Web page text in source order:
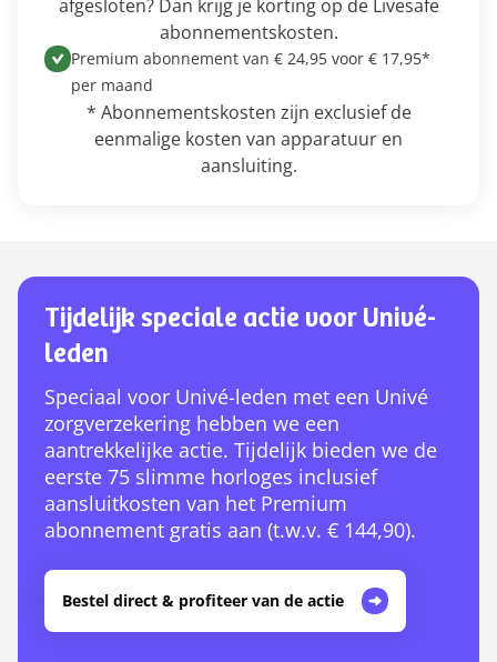
afgesloten? Dan krijg je korting op de Livesafe
abonnementskosten.
Premium abonnement van € 24,95 voor € 17,95*
per maand
* Abonnementskosten zijn exclusief de
eenmalige kosten van apparatuur en
aansluiting.
Tijdelijk speciale actie voor Univé-
leden
Speciaal voor Univé-leden met een Univé
zorgverzekering hebben we een
aantrekkelijke actie. Tijdelijk bieden we de
eerste 75 slimme horloges inclusief
aansluitkosten van het Premium
abonnement gratis aan (t.w.v. € 144,90).
Bestel direct & profiteer van de actie